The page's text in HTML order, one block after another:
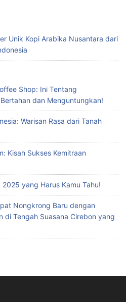
Unik Kopi Arabika Nusantara dari
Shop: Ini Tentang
dan Menguntungkan!
Warisan Rasa dari Tanah
Kisah Sukses Kemitraan
yang Harus Kamu Tahu!
Nongkrong Baru dengan
di Tengah Suasana Cirebon yang